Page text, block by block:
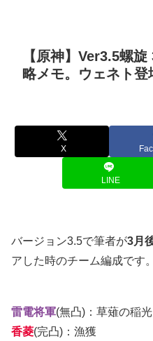
【原神】Ver3.5螺
略メモ。ウェネト登
X
LINE
バージョン3.5で筆者が3月
アした時のチーム編成です。
雷電将軍(無凸)：草薙の稲光
香菱(完凸)：漁獲